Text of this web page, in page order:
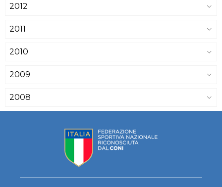
2012
2011
2010
2009
2008